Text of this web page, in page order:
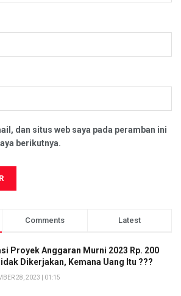
dan situs web saya pada peramban ini
berikutnya.
Comments Latest
Proyek Anggaran Murni 2023 Rp. 200
Dikerjakan, Kemana Uang Itu ???
28, 2023 | 01:15